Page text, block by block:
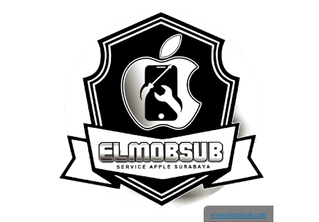
www.elmobsub.com